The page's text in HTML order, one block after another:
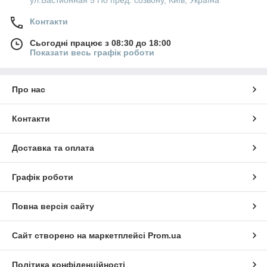
якості на всю продукцію, яку випускаємо. Замовляйте
привабливим і пізнаваним!
Контакти
Сьогодні працює з 08:30 до 18:00
Показати весь графік роботи
Про нас
Контакти
Доставка та оплата
Графік роботи
Повна версія сайту
Сайт створено на маркетплейсі Prom.ua
Політика конфіденційності